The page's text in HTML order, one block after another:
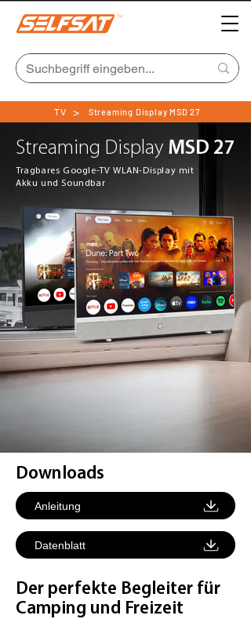
TV > Streaming Display MSD 27
Streaming Display MSD 27
Tragbares Google-TV WLAN-Display mit
Akku und Soundbar
Downloads
Anleitung
Datenblatt
Der perfekte Begleiter für
Camping und Freizeit